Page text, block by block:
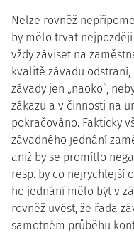
Nelze rovněž
by mělo trvat
vždy záviset na
kvalitě závadu
závady jen „naoko“,
zákazu a v činnosti na
pokračováno. Fakticky
závadného jednání
aniž by se promítlo
resp. by co nejrychlejší
ho jednání mělo být v
rovněž uvést, že řada
samotném průběhu